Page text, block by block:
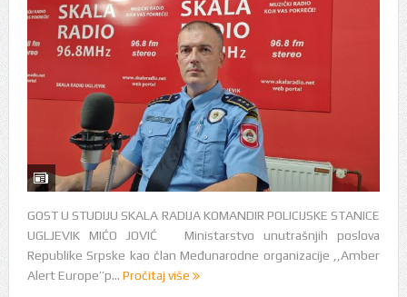
GOST U STUDIJU SKALA RADIJA KOMANDIR POLICIJSKE STANICE
UGLJEVIK MIĆO JOVIĆ Ministarstvo unutrašnjih poslova
Republike Srpske kao član Međunarodne organizacije ,,Amber
Alert Europe’’p... Pročitaj više